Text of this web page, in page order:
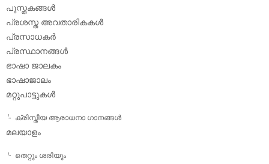
പുസ്തകങ്ങള്‍
പ്രശസ്ത അവതാരികകള്‍
പ്രസാധകര്‍
പ്രസ്ഥാനങ്ങള്‍
ഭാഷാ ജാലകം
ഭാഷാജാലം
മറ്റുപാട്ടുകള്‍
ക്രിസ്തീയ ആരാധനാ ഗാനങ്ങള്‍
മലയാളം
തെറ്റും ശരിയും